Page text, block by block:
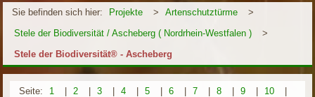
Sie befinden sich hier: Projekte > Artenschutztürme
>
Stele der Biodiversität / Ascheberg ( Nordrhein-Westfalen )
>
Stele der Biodiversität® - Ascheberg
Seite: 1 2 3 4 5 6 7 8 9 10